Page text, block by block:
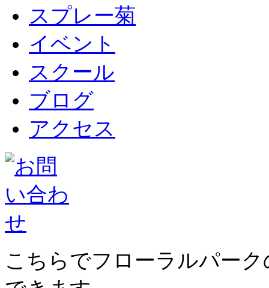
スプレー菊
イベント
スクール
ブログ
アクセス
こちらでフローラルパー